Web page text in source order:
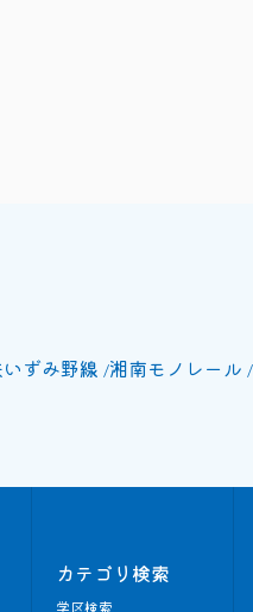
ずみ野線 湘南モノレール
カテゴリ検索
学区検索